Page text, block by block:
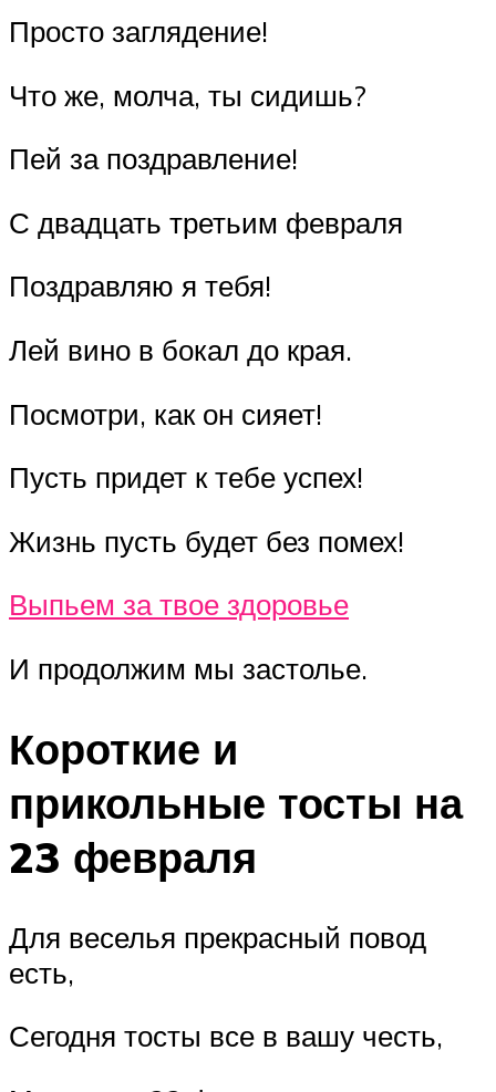
Просто заглядение!
Что же, молча, ты сидишь?
Пей за поздравление!
С двадцать третьим февраля
Поздравляю я тебя!
Лей вино в бокал до края.
Посмотри, как он сияет!
Пусть придет к тебе успех!
Жизнь пусть будет без помех!
Выпьем за твое здоровье
И продолжим мы застолье.
Короткие и
прикольные тосты на
23 февраля
Для веселья прекрасный повод
есть,
Сегодня тосты все в вашу честь,